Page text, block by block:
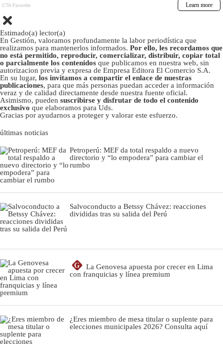
Estimado(a) lector(a)
En Gestión, valoramos profundamente la labor periodística que
realizamos para mantenerlos informados. Por ello, les recordamos que
no está permitido, reproducir, comercializar, distribuir, copiar total
o parcialmente los contenidos que publicamos en nuestra web, sin
autorizacion previa y expresa de Empresa Editora El Comercio S.A.
En su lugar, los invitamos a compartir el enlace de nuestras
publicaciones, para que más personas puedan acceder a información
veraz y de calidad directamente desde nuestra fuente oficial.
Asimismo, pueden suscribirse y disfrutar de todo el contenido
exclusivo que elaboramos para Uds.
Gracias por ayudarnos a proteger y valorar este esfuerzo.
últimas noticias
Petroperú: MEF da total respaldo a nuevo
directorio y “lo empodera” para cambiar el
rumbo
Salvoconducto a Betssy Chávez: reacciones
divididas tras su salida del Perú
G
La Genovesa apuesta por crecer en Lima
con franquicias y línea premium
¿Eres miembro de mesa titular o suplente para
elecciones municipales 2026? Consulta aquí